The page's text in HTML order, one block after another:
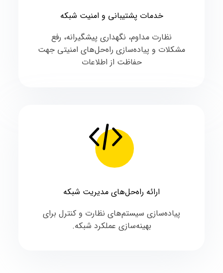
خدمات پشتیبانی و امنیت شبکه
نظارت مداوم، نگهداری پیشگیرانه، رفع
مشکلات و پیاده‌سازی راه‌حل‌های امنیتی جهت
حفاظت از اطلاعات
ارائه راه‌حل‌های مدیریت شبکه
پیاده‌سازی سیستم‌های نظارت و کنترل برای
بهینه‌سازی عملکرد شبکه.